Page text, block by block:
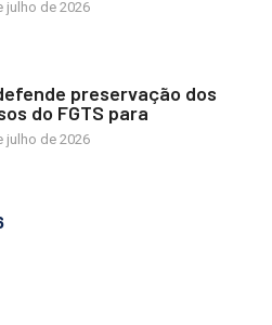
julho de 2026
preservação dos
do FGTS para
julho de 2026